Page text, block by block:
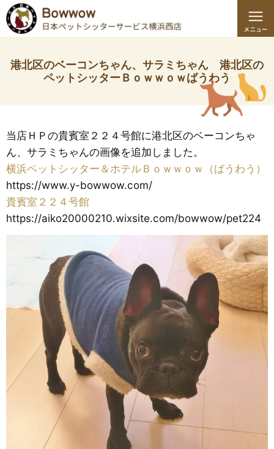
港北区のベーコンちゃん、サラミちゃん 港北区の
ペットシッターＢｏｗｗｏｗばうわう
当店ＨＰの貴賓室２２４号館に港北区のベーコンちゃ
ん、サラミちゃんの画像を追加しました。
横浜ペットシッター＆ホテルＢｏｗｗｏｗ（ばうわう）
https://www.y-bowwow.com/
貴賓室２２４号館
https://aiko20000210.wixsite.com/bowwow/pet224